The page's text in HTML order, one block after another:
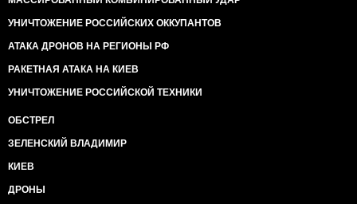
УНИЧТОЖЕНИЕ РОССИЙСКИХ ОККУПАНТОВ
АТАКА ДРОНОВ НА РЕГИОНЫ РФ
РАКЕТНАЯ АТАКА НА КИЕВ
УНИЧТОЖЕНИЕ РОССИЙСКОЙ ТЕХНИКИ
ОБСТРЕЛ
ЗЕЛЕНСКИЙ ВЛАДИМИР
КИЕВ
ДРОНЫ